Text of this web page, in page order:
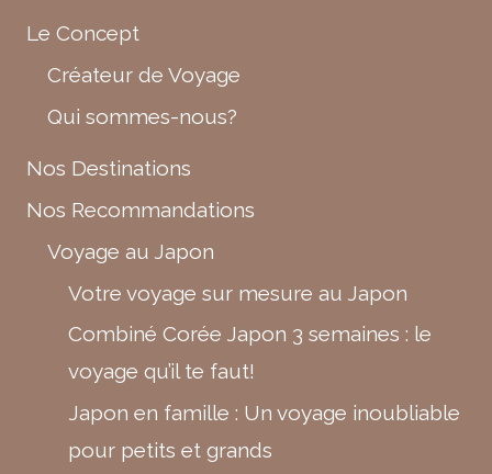
Le Concept
Créateur de Voyage
Qui sommes-nous?
Nos Destinations
Nos Recommandations
Voyage au Japon
Votre voyage sur mesure au Japon
Combiné Corée Japon 3 semaines : le
voyage qu’il te faut!
Japon en famille : Un voyage inoubliable
pour petits et grands